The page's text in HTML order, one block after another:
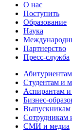
О нас
Поступить
Образование
Наука
Партнерство
Пресс-служба
Студентам и
Аспирантам и
Бизнес-
Выпускникам
Сотрудникам
СМИ и медиа